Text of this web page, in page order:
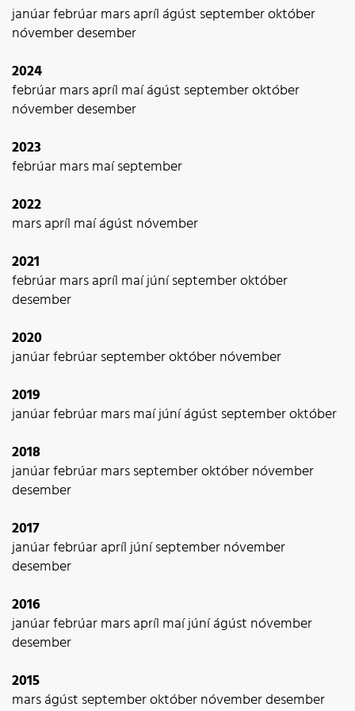
janúarfebrúarmarsapríl ágúst septemberoktóber
nóvemberdesember
2024
febrúarmarsapríl maíágúst septemberoktóber
nóvemberdesember
2023
febrúarmarsmaíseptember
2022
marsapríl maíágúst nóvember
2021
febrúarmarsapríl maíjúníseptemberoktóber
desember
2020
janúarfebrúarseptemberoktóbernóvember
2019
janúarfebrúarmarsmaíjúníágúst septemberoktóber
2018
janúarfebrúarmarsseptemberoktóbernóvember
desember
2017
janúarfebrúarapríljúníseptembernóvember
desember
2016
janúarfebrúarmarsapríl maíjúníágúst nóvember
desember
2015
marságúst septemberoktóbernóvemberdesember